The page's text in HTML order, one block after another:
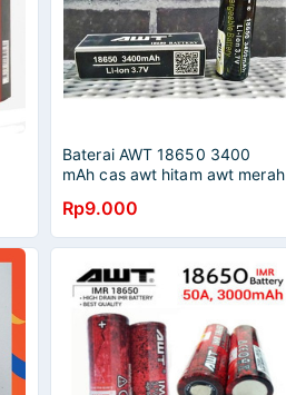
Baterai AWT 18650 3400
mAh cas awt hitam awt merah
battery awt charge
Rp9.000